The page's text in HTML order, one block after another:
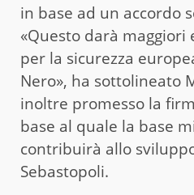
in base ad un accordo
«Questo darà maggiori
per la sicurezza
Nero», ha sottolineato
inoltre promesso la
base al quale la base
contribuirà allo
Sebastopoli.